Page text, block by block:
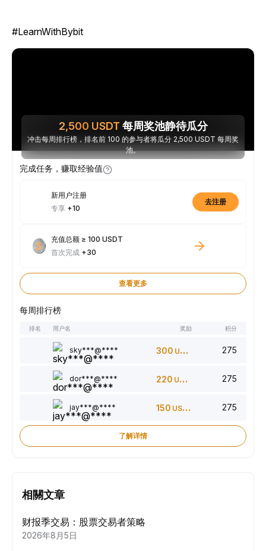
#LearnWithBybit
2,500 USDT 每周奖池静待瓜分
冲击每周排行榜，排名前 100 的参与者将瓜分 2,500 USDT 每周奖
池。
完成任务，赚取经验值
新用户注册
专享 +10
去注册
充值总额 ≥ 100 USDT
首次完成 +30
查看更多
每周排行榜
排名 用户名 奖励 积分
sky***@**** 300 USDT 275
dor***@**** 220 USDT 275
jay***@**** 150 USDT 275
了解详情
相關文章
财报季交易：股票交易者策略
2026年8月5日